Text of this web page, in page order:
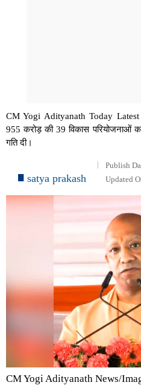
CM Yogi Adityanath Today
955 करोड़ की 39 विकास परियोजनाओं
गति दी।
satya prakash
Publish
Updated
CM Yogi Adityanath News/